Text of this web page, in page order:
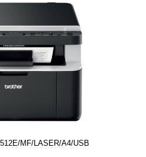
MF/LASER/A4/USB